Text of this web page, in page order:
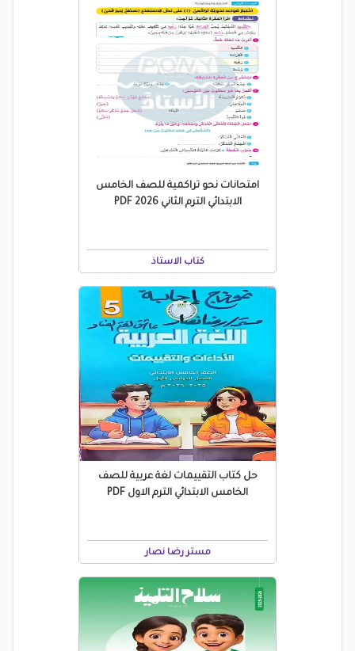
امتحانات نحو تراكمية للصف الخامس
الابتدائي الترم الثاني 2026 PDF
كتاب الاستاذ
حل كتاب التقييمات لغة عربية للصف
الخامس الابتدائي الترم الاول PDF
مستر رضا نصار